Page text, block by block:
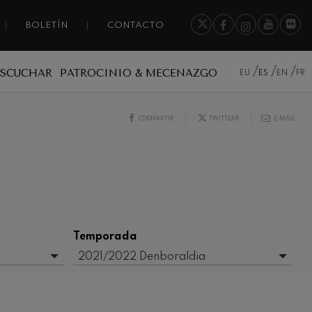
BOLETÍN CONTACTO
PATROCINIO & MECENAZGO EU ES EN FR
COMPARTIR TWITTEAR E-MAIL
Temporada
2021/2022 Denboraldia